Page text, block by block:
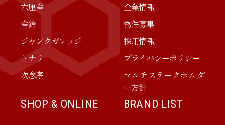
六厘舎
舎鈴
ジャンクガレッジ
トナリ
次念序
企業情報
物件募集
採用情報
プライバシーポリシー
マルチステークホルダ
ー方針
SHOP & ONLINE BRAND LIST